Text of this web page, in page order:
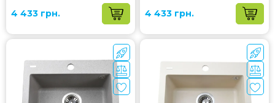
4 433 грн. 4 433 грн.